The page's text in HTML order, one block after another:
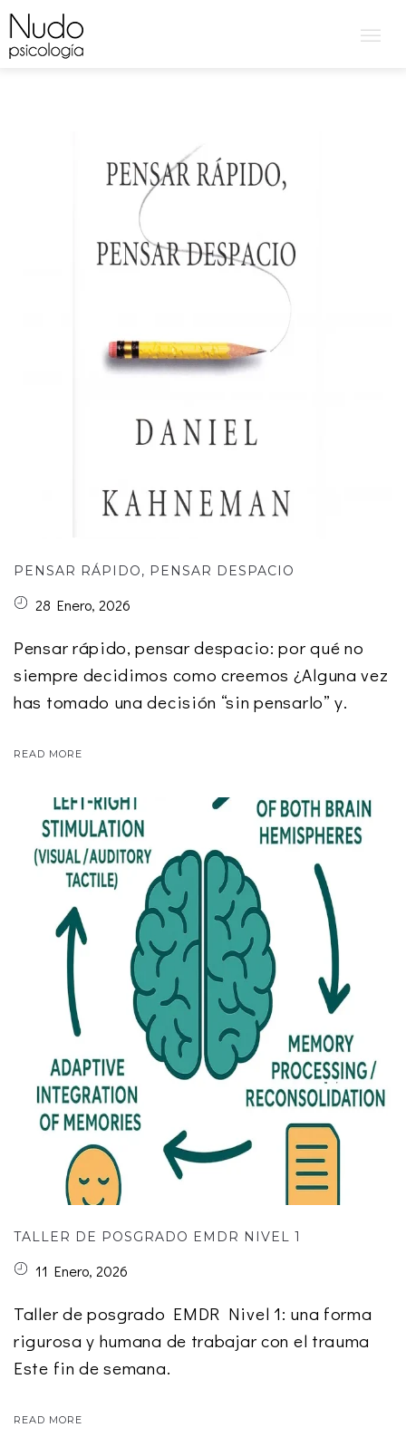
PENSAR RÁPIDO, PENSAR DESPACIO
28 Enero, 2026
Pensar rápido, pensar despacio: por qué no
siempre decidimos como creemos ¿Alguna vez
has tomado una decisión “sin pensarlo” y.
READ MORE
TALLER DE POSGRADO EMDR NIVEL 1
11 Enero, 2026
Taller de posgrado EMDR Nivel 1: una forma
rigurosa y humana de trabajar con el trauma
Este fin de semana.
READ MORE